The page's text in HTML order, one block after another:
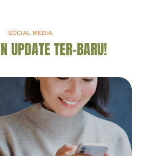
SOCIAL MEDIA
UPDATE TER-BARU!